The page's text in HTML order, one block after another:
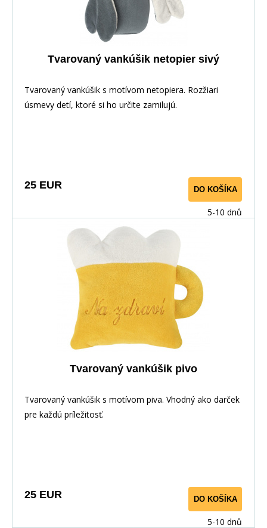
Tvarovaný vankúšik netopier sivý
Tvarovaný vankúšik s motívom netopiera. Rozžiari
úsmevy detí, ktoré si ho určite zamilujú.
25 EUR DO KOŠÍKA
5-10 dnů
Tvarovaný vankúšik pivo
Tvarovaný vankúšik s motívom piva. Vhodný ako darček
pre každú príležitosť.
25 EUR DO KOŠÍKA
5-10 dnů